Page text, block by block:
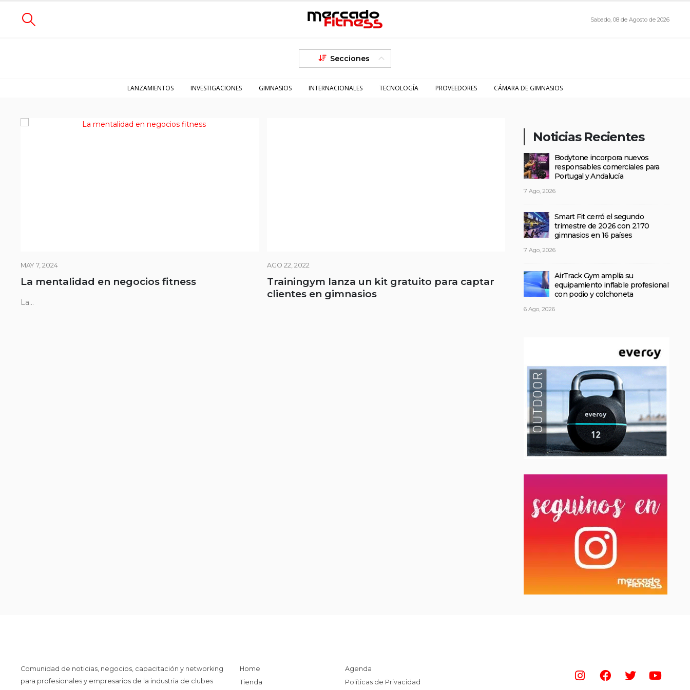
Sabado, 08 de Agosto de 2026
Secciones
LANZAMIENTOS INVESTIGACIONES GIMNASIOS INTERNACIONALES TECNOLOGÍA PROVEEDORES CÁMARA DE GIMNASIOS
MAY 7, 2024
La mentalidad en negocios fitness
La...
AGO 22, 2022
Trainingym lanza un kit gratuito para captar
clientes en gimnasios
Noticias Recientes
Bodytone incorpora nuevos
responsables comerciales para
Portugal y Andalucía
7 Ago, 2026
Smart Fit cerró el segundo
trimestre de 2026 con 2.170
gimnasios en 16 países
7 Ago, 2026
AirTrack Gym amplía su
equipamiento inflable profesional
con podio y colchoneta
6 Ago, 2026
Comunidad de noticias, negocios, capacitación y networking
para profesionales y empresarios de la industria de clubes
Home
Tienda
Agenda
Políticas de Privacidad